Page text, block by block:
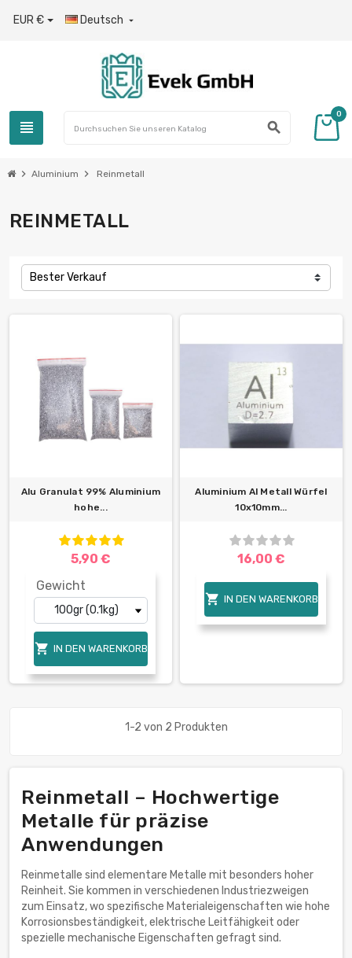
EUR € Deutsch 
view_headline search
0
chevron_right Aluminium chevron_right Reinmetall
REINMETALL
Bester Verkauf
Alu Granulat 99% Aluminium
hohe...
5,90 €
Gewicht
 IN DEN WARENKORB
Aluminium Al Metall Würfel
10x10mm...
16,00 €
 IN DEN WARENKORB
1-2 von 2 Produkten
Reinmetall – Hochwertige
Metalle für präzise
Anwendungen
Reinmetalle sind elementare Metalle mit besonders hoher
Reinheit. Sie kommen in verschiedenen Industriezweigen
zum Einsatz, wo spezifische Materialeigenschaften wie hohe
Korrosionsbeständigkeit, elektrische Leitfähigkeit oder
spezielle mechanische Eigenschaften gefragt sind.